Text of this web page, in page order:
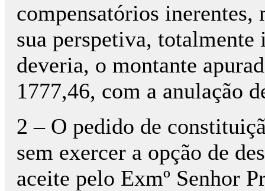
compensatórios inerentes,
sua perspetiva,
deveria, o montante
1777,46, com a anulação
2 – O pedido de
sem exercer a opção de
aceite pelo Exmº Senhor